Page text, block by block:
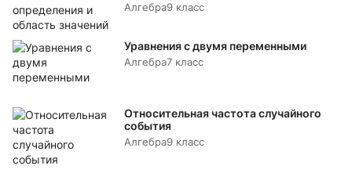
Алгебра9 класс
Уравнения с двумя переменными
Алгебра7 класс
Относительная частота случайного
события
Алгебра9 класс